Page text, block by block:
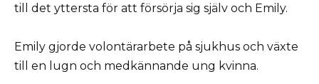
till det yttersta för att försörja sig själv och Emily.
Emily gjorde volontärarbete på sjukhus och växte
till en lugn och medkännande ung kvinna.